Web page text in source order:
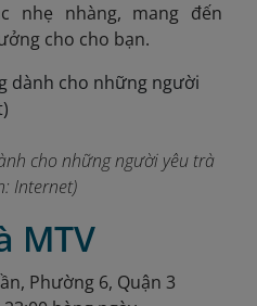
nhẹ nhàng, mang đến
cho cho bạn.
cho những người yêu trà
Internet)
MTV
Phường 6, Quận 3